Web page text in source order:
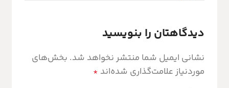
دیدگاهتان را بنویسید
نشانی ایمیل شما منتشر نخواهد شد. بخش‌های
موردنیاز علامت‌گذاری شده‌اند *